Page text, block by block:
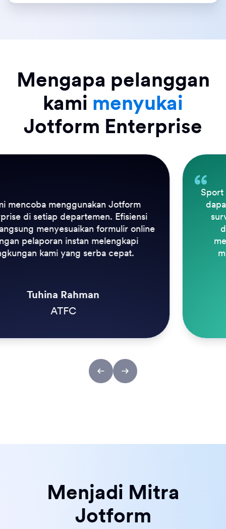
Mengapa pelanggan
kami menyukai
Jotform Enterprise
Sport kini memiliki sejumlah karyawan yang
dapat membuat, mengedit, dan menutup
survei untuk menanggapi berita terkini
dengan cepat. Kemampuan untuk
memperoleh hasil dengan cepat juga
merupakan manfaat utama Jotform
Kristian Walsh
Menjadi Mitra
Jotform